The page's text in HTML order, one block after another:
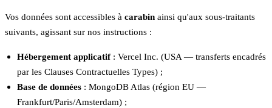
Vos données sont accessibles à carabin ainsi qu'aux sous-traitants
suivants, agissant sur nos instructions :
Hébergement applicatif: Vercel Inc. (USA — transferts encadrés
par les Clauses Contractuelles Types) ;
Base de données : MongoDB Atlas (région EU —
Frankfurt/Paris/Amsterdam) ;